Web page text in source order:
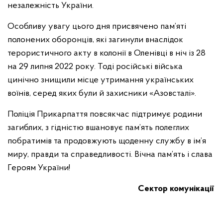
незалежність України.
Особливу увагу цього дня присвячено пам’яті
полонених оборонців, які загинули внаслідок
терористичного акту в колонії в Оленівці в ніч із 28
на 29 липня 2022 року. Тоді російські війська
цинічно знищили місце утримання українських
воїнів, серед яких були й захисники «Азовсталі».
Поліція Прикарпаття повсякчас підтримує родини
загиблих, з гідністю вшановує пам’ять полеглих
побратимів та продовжують щоденну службу в ім’я
миру, правди та справедливості. Вічна пам’ять і слава
Героям України!
Сектор комунікації